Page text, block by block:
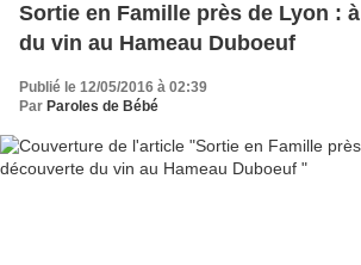
Sortie en Famille près de Lyon :
du vin au Hameau Duboeuf
Publié le 12/05/2016 à 02:39
Par Paroles de Bébé